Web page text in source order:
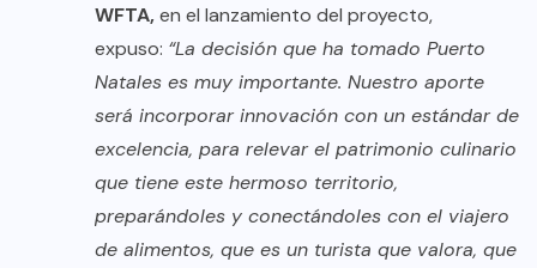
WFTA,en el lanzamiento del proyecto,
expuso: “La decisión que ha tomado Puerto
Natales es muy importante. Nuestro aporte
será incorporar innovación con un estándar de
excelencia, para relevar el patrimonio culinario
que tiene este hermoso territorio,
preparándoles y conectándoles con el viajero
de alimentos, que es un turista que valora, que